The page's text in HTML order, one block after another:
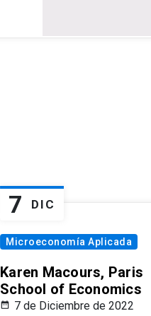
7 DIC
Microeconomía Aplicada
Karen Macours, Paris
School of Economics
7 de Diciembre de 2022